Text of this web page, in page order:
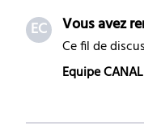
EC
Equipe CANAL